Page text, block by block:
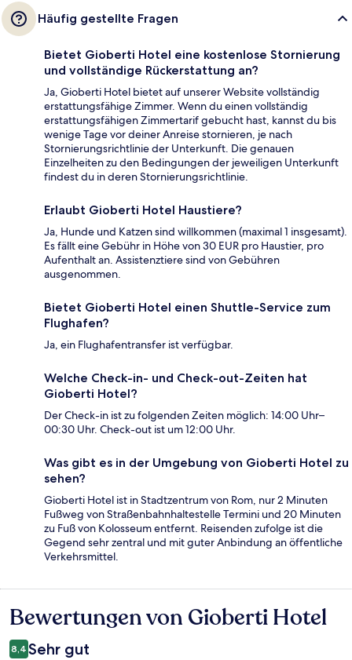
Häufig gestellte Fragen
Bietet Gioberti Hotel eine kostenlose Stornierung
und vollständige Rückerstattung an?
Ja, Gioberti Hotel bietet auf unserer Website vollständig
erstattungsfähige Zimmer. Wenn du einen vollständig
erstattungsfähigen Zimmertarif gebucht hast, kannst du bis
wenige Tage vor deiner Anreise stornieren, je nach
Stornierungsrichtlinie der Unterkunft. Die genauen
Einzelheiten zu den Bedingungen der jeweiligen Unterkunft
findest du in deren Stornierungsrichtlinie.
Erlaubt Gioberti Hotel Haustiere?
Ja, Hunde und Katzen sind willkommen (maximal 1 insgesamt).
Es fällt eine Gebühr in Höhe von 30 EUR pro Haustier, pro
Aufenthalt an. Assistenztiere sind von Gebühren
ausgenommen.
Bietet Gioberti Hotel einen Shuttle-Service zum
Flughafen?
Ja, ein Flughafentransfer ist verfügbar.
Welche Check-in- und Check-out-Zeiten hat
Gioberti Hotel?
Der Check-in ist zu folgenden Zeiten möglich: 14:00 Uhr–
00:30 Uhr. Check-out ist um 12:00 Uhr.
Was gibt es in der Umgebung von Gioberti Hotel zu
sehen?
Gioberti Hotel ist in Stadtzentrum von Rom, nur 2 Minuten
Fußweg von Straßenbahnhaltestelle Termini und 20 Minuten
zu Fuß von Kolosseum entfernt. Reisenden zufolge ist die
Gegend sehr zentral und mit guter Anbindung an öffentliche
Verkehrsmittel.
Bewertungen
Bewertungen von Gioberti Hotel
8,4 Sehr gut